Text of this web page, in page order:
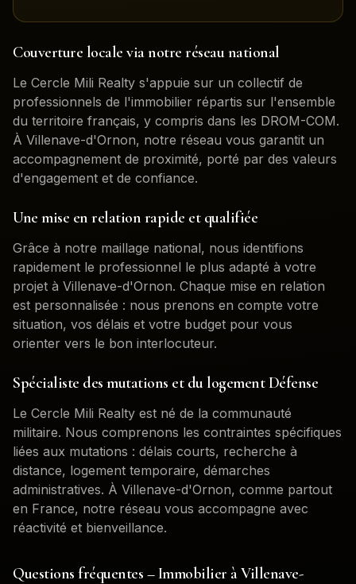
Couverture locale via notre réseau national
Le Cercle Mili Realty s'appuie sur un collectif de
professionnels de l'immobilier répartis sur l'ensemble
du territoire français, y compris dans les DROM-COM.
À Villenave-d'Ornon, notre réseau vous garantit un
accompagnement de proximité, porté par des valeurs
d'engagement et de confiance.
Une mise en relation rapide et qualifiée
Grâce à notre maillage national, nous identifions
rapidement le professionnel le plus adapté à votre
projet à Villenave-d'Ornon. Chaque mise en relation
est personnalisée : nous prenons en compte votre
situation, vos délais et votre budget pour vous
orienter vers le bon interlocuteur.
Spécialiste des mutations et du logement Défense
Le Cercle Mili Realty est né de la communauté
militaire. Nous comprenons les contraintes spécifiques
liées aux mutations : délais courts, recherche à
distance, logement temporaire, démarches
administratives. À Villenave-d'Ornon, comme partout
en France, notre réseau vous accompagne avec
réactivité et bienveillance.
Questions fréquentes – Immobilier àVillenave-